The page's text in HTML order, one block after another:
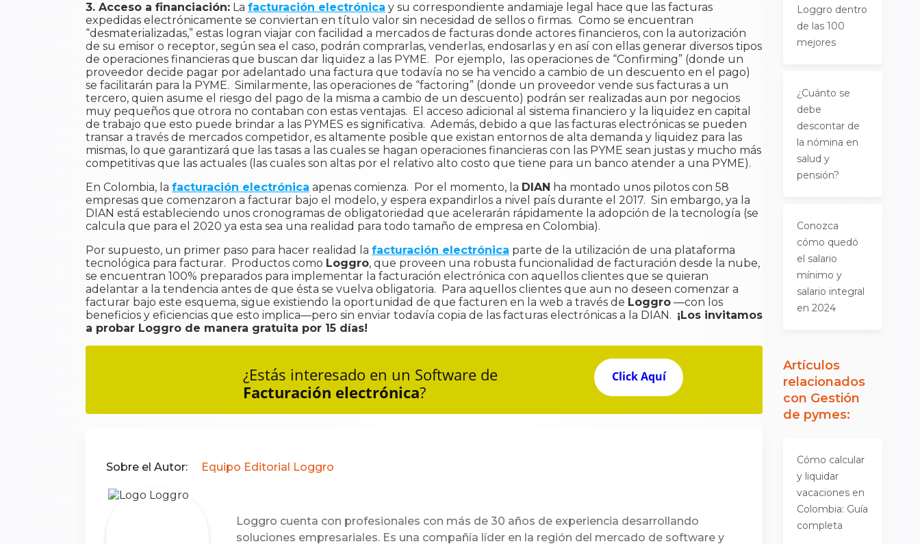
3. Acceso a financiación:La facturación electrónica y su correspondiente andamiaje legal hace que las facturas
expedidas electrónicamente se conviertan en título valor sin necesidad de sellos o firmas. Como se encuentran
“desmaterializadas,” estas logran viajar con facilidad a mercados de facturas donde actores financieros, con la autorización
de su emisor o receptor, según sea el caso, podrán comprarlas, venderlas, endosarlas y en así con ellas generar diversos tipos
de operaciones financieras que buscan dar liquidez a las PYME. Por ejemplo, las operaciones de “Confirming” (donde un
proveedor decide pagar por adelantado una factura que todavía no se ha vencido a cambio de un descuento en el pago)
se facilitarán para la PYME. Similarmente, las operaciones de “factoring” (donde un proveedor vende sus facturas a un
tercero, quien asume el riesgo del pago de la misma a cambio de un descuento) podrán ser realizadas aun por negocios
muy pequeños que otrora no contaban con estas ventajas. El acceso adicional al sistema financiero y la liquidez en capital
de trabajo que esto puede brindar a las PYMES es significativa. Además, debido a que las facturas electrónicas se pueden
transar a través de mercados competidor, es altamente posible que existan entornos de alta demanda y liquidez para las
mismas, lo que garantizará que las tasas a las cuales se hagan operaciones financieras con las PYME sean justas y mucho más
competitivas que las actuales (las cuales son altas por el relativo alto costo que tiene para un banco atender a una PYME).
En Colombia, la facturación electrónica apenas comienza. Por el momento, la DIAN ha montado unos pilotos con 58
empresas que comenzaron a facturar bajo el modelo, y espera expandirlos a nivel país durante el 2017. Sin embargo, ya la
DIAN está estableciendo unos cronogramas de obligatoriedad que acelerarán rápidamente la adopción de la tecnología (se
calcula que para el 2020 ya esta sea una realidad para todo tamaño de empresa en Colombia).
Por supuesto, un primer paso para hacer realidad la facturación electrónica parte de la utilización de una plataforma
tecnológica para facturar. Productos como Loggro, que proveen una robusta funcionalidad de facturación desde la nube,
se encuentran 100% preparados para implementar la facturación electrónica con aquellos clientes que se quieran
adelantar a la tendencia antes de que ésta se vuelva obligatoria. Para aquellos clientes que aun no deseen comenzar a
facturar bajo este esquema, sigue existiendo la oportunidad de que facturen en la web a través de Loggro—con los
beneficios y eficiencias que esto implica—pero sin enviar todavía copia de las facturas electrónicas a la DIAN. ¡Los invitamos
a probar Loggro de manera gratuita por 15 días!
¿Estás interesado en un Software de
Facturación electrónica?
Click Aquí
Sobre el Autor: Equipo Editorial Loggro
Loggro cuenta con profesionales con más de 30 años de experiencia desarrollando
soluciones empresariales. Es una compañía líder en la región del mercado de software y
Loggro dentro
de las 100
mejores
¿Cuánto se
debe
descontar de
la nómina en
salud y
pensión?
Conozca
cómo quedó
el salario
mínimo y
salario integral
en 2024
Artículos
relacionados
con Gestión
de pymes:
Cómo calcular
y liquidar
vacaciones en
Colombia: Guía
completa